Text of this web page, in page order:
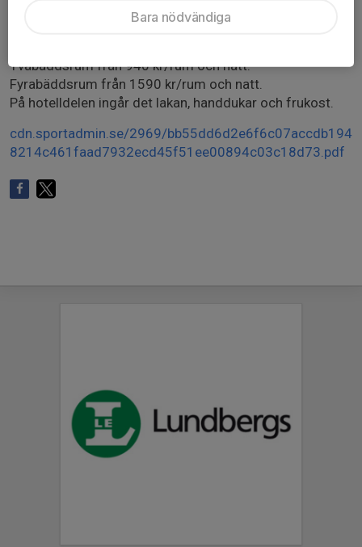
Tvåbäddsrum från 940 kr/rum och natt.
Fyrabäddsrum från 1590 kr/rum och natt.
På hotelldelen ingår det lakan, handdukar och frukost.
cdn.sportadmin.se/2969/bb55dd6d2e6f6c07accdb194
8214c461faad7932ecd45f51ee00894c03c18d73.pdf
Bara nödvändiga